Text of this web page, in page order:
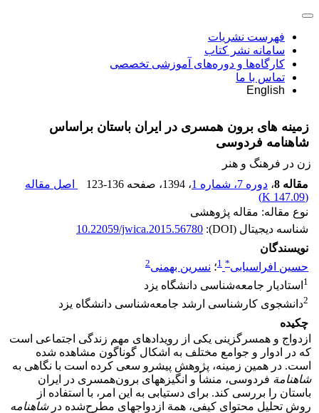
فهرست نشریات
سامانه نشر کتاب
کارگاه‌ها و دوره‌های آموزشی تخصصی
تماس با ما
English
زمینه های برون همسری در ایران باستان براساس
شاهنامه فردوسی
زن در فرهنگ و هنر
مقاله 8
، دوره 7، شماره 1 ، 1394 ، صفحه 123-136
اصل مقاله
(
147.09 K
)
نوع مقاله: مقاله پژوهشی
شناسه دیجیتال (DOI):
10.22059/jwica.2015.56780
نویسندگان
حسین افراسیابی*
1؛ نسرین بهمنی2
1 استادیار جامعه‌شناسی دانشگاه یزد
2دانشجوی کارشناسی ارشد جامعه‌شناسی دانشگاه یزد
چکیده
ازدواج و همسرگزینی یکی از ‏رویداد‏های مهم زندگی اجتماعی است
که در ادوار و جوامع مختلف به اشکال گوناگون مشاهده شده
است. در همین زمینه، پژوهش پیش‏رو سعی کرده است با نگاهی به
شاهنامة فردوسی، منشأ و انگیزه‏های برون‌همسری در ایران
باستان را بررسی کند. برای دستیابی به این امر، با استفاده از
روش تحلیل محتوای کیفی، همة ازدواج‏های مطرح‌شده درشاهنامه